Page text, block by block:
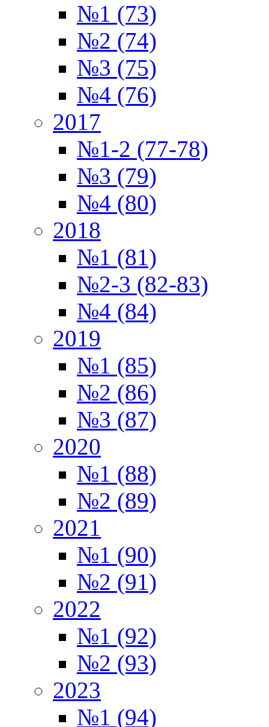
№1 (73)
№2 (74)
№3 (75)
№4 (76)
2017
№1-2 (77-78)
№3 (79)
№4 (80)
2018
№1 (81)
№2-3 (82-83)
№4 (84)
2019
№1 (85)
№2 (86)
№3 (87)
2020
№1 (88)
№2 (89)
2021
№1 (90)
№2 (91)
2022
№1 (92)
№2 (93)
2023
№1 (94)